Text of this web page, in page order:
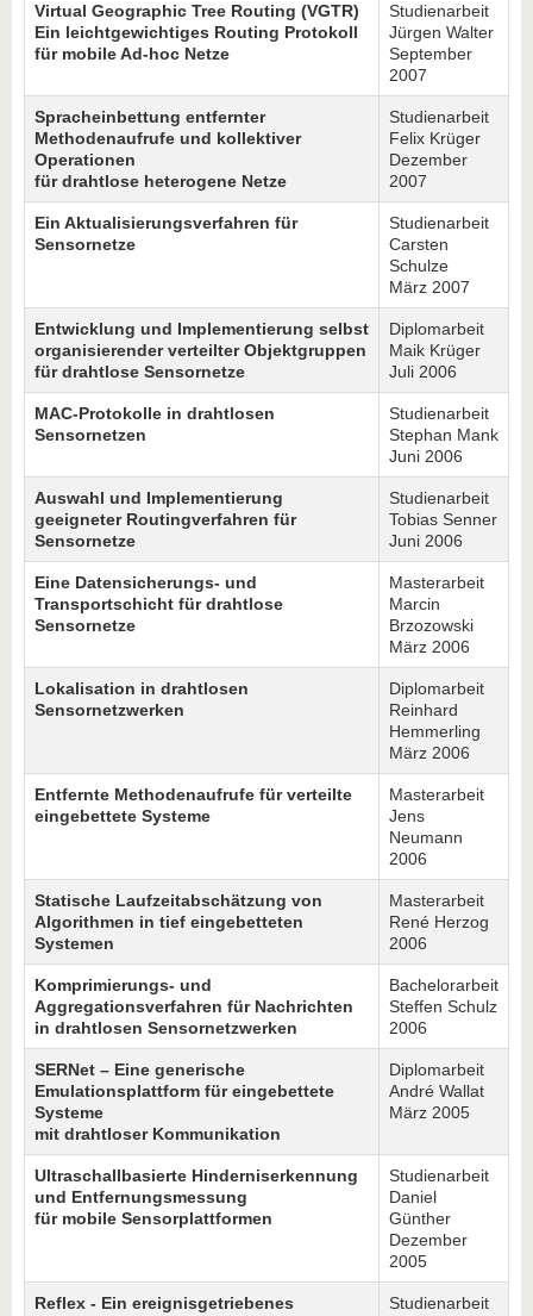
Virtual Geographic Tree Routing (VGTR)
Ein leichtgewichtiges Routing Protokoll
für mobile Ad-hoc Netze
Studienarbeit
Jürgen Walter
September
2007
Spracheinbettung entfernter
Methodenaufrufe und kollektiver
Operationen
für drahtlose heterogene Netze
Studienarbeit
Felix Krüger
Dezember
2007
Ein Aktualisierungsverfahren für
Sensornetze
Studienarbeit
Carsten
Schulze
März 2007
Entwicklung und Implementierung selbst
organisierender verteilter Objektgruppen
für drahtlose Sensornetze
Diplomarbeit
Maik Krüger
Juli 2006
MAC-Protokolle in drahtlosen
Sensornetzen
Studienarbeit
Stephan Mank
Juni 2006
Auswahl und Implementierung
geeigneter Routingverfahren für
Sensornetze
Studienarbeit
Tobias Senner
Juni 2006
Eine Datensicherungs- und
Transportschicht für drahtlose
Sensornetze
Masterarbeit
Marcin
Brzozowski
März 2006
Lokalisation in drahtlosen
Sensornetzwerken
Diplomarbeit
Reinhard
Hemmerling
März 2006
Entfernte Methodenaufrufe für verteilte
eingebettete Systeme
Masterarbeit
Jens
Neumann
2006
Statische Laufzeitabschätzung von
Algorithmen in tief eingebetteten
Systemen
Masterarbeit
René Herzog
2006
Komprimierungs- und
Aggregationsverfahren für Nachrichten
in drahtlosen Sensornetzwerken
Bachelorarbeit
Steffen Schulz
2006
SERNet – Eine generische
Emulationsplattform für eingebettete
Systeme
mit drahtloser Kommunikation
Diplomarbeit
André Wallat
März 2005
Ultraschallbasierte Hinderniserkennung
und Entfernungsmessung
für mobile Sensorplattformen
Studienarbeit
Daniel
Günther
Dezember
2005
Reflex - Ein ereignisgetriebenes
Studienarbeit